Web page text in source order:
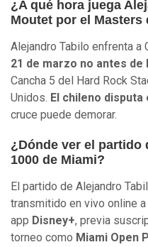
¿A qué hora juega
Moutet por el Masters
Alejandro Tabilo enfrenta a
21 de marzo no antes de
Cancha 5 del Hard Rock
Unidos. El chileno
cruce puede demorar.
¿Dónde ver el partido
1000 de Miami?
El partido de Alejandro
transmitido en vivo online
app Disney+, previa
torneo como Miami Open